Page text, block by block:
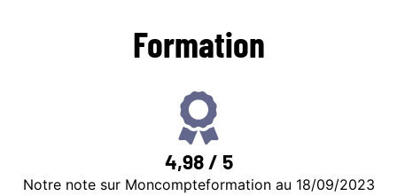
Formation
4,98 / 5
Notre note sur Moncompteformation au 18/09/2023